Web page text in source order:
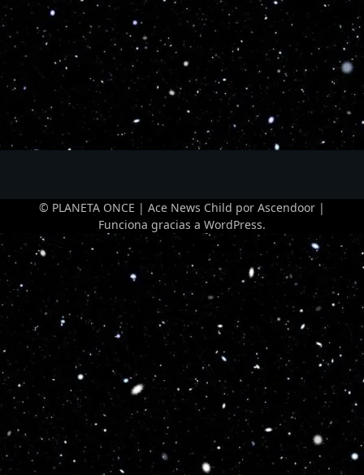
© PLANETA ONCE | Ace News Child por Ascendoor |
Funciona gracias a WordPress.
Optimized by Seraphinite Accelerator
Turns on site high speed to be attractive for people and search engines.